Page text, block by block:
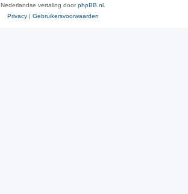
Nederlandse vertaling doorphpBB.nl
Privacy | Gebruikersvoorwaarden